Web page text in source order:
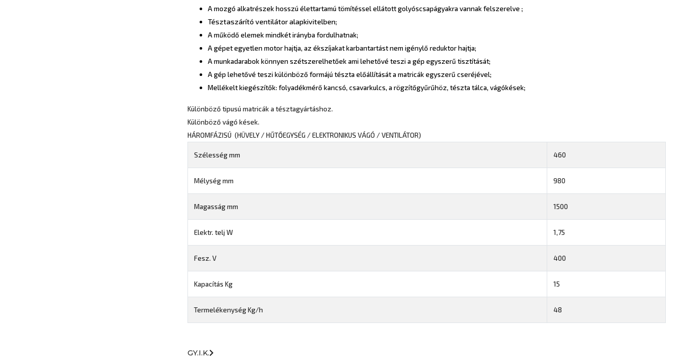
A mozgó alkatrészek hosszú élettartamú tömítéssel ellátott golyóscsapágyakra vannak felszerelve ;
Tésztaszárító ventilátor alapkivitelben;
A működő elemek mindkét irányba fordulhatnak;
A gépet egyetlen motor hajtja, az ékszíjakat karbantartást nem igénylő reduktor hajtja;
A munkadarabok könnyen szétszerelhetőek ami lehetővé teszi a gép egyszerű tisztítását;
A gép lehetővé teszi különböző formájú tészta előállítását a matricák egyszerű cseréjével;
Mellékelt kiegészítők: folyadékmérő kancsó, csavarkulcs, a rögzítőgyűrűhöz, tészta tálca, vágókések;
Különböző tipusú matricák a tésztagyártáshoz.
Különböző vágó kések.
HÁROMFÁZISÚ (HÜVELY / HŰTŐEGYSÉG / ELEKTRONIKUS VÁGÓ / VENTILÁTOR)
Szélesség mm 460
Mélység mm 980
Magasság mm 1500
Elektr. telj W 1,75
Fesz. V 400
Kapacítás Kg 15
Termelékenység Kg/h 48
GY.I.K.